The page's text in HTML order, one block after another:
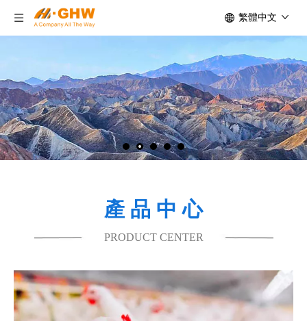
繁體中文
產 品 中 心
PRODUCT CENTER